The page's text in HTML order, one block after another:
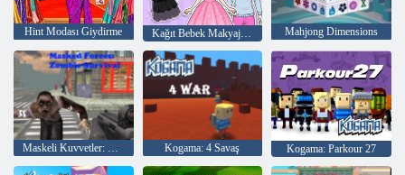
Hint Modası Giydirme Kağıt Bebek Makyajı ve Giydirme Mahjong Dimensions
Maskeli Kuvvetler: Zombie Survival Kogama: 4 Savaş Kogama: Parkour 27